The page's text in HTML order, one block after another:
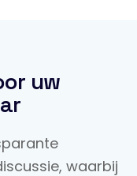
uw
waarbij